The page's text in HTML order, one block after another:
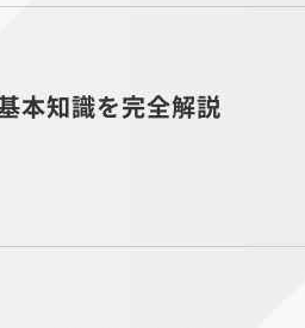
本知識を完全解説